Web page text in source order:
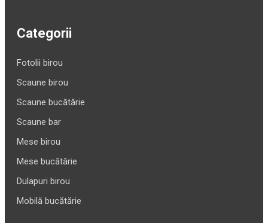
Categorii
Fotolii birou
Scaune birou
Scaune bucătărie
Scaune bar
Mese birou
Mese bucătărie
Dulapuri birou
Mobilă bucătărie